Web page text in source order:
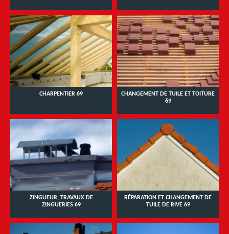
CHARPENTIER 69
CHANGEMENT DE TUILE ET TOITURE
69
ZINGUEUR, TRAVAUX DE
ZINGUERIES 69
RÉPARATION ET CHANGEMENT DE
TUILE DE RIVE 69